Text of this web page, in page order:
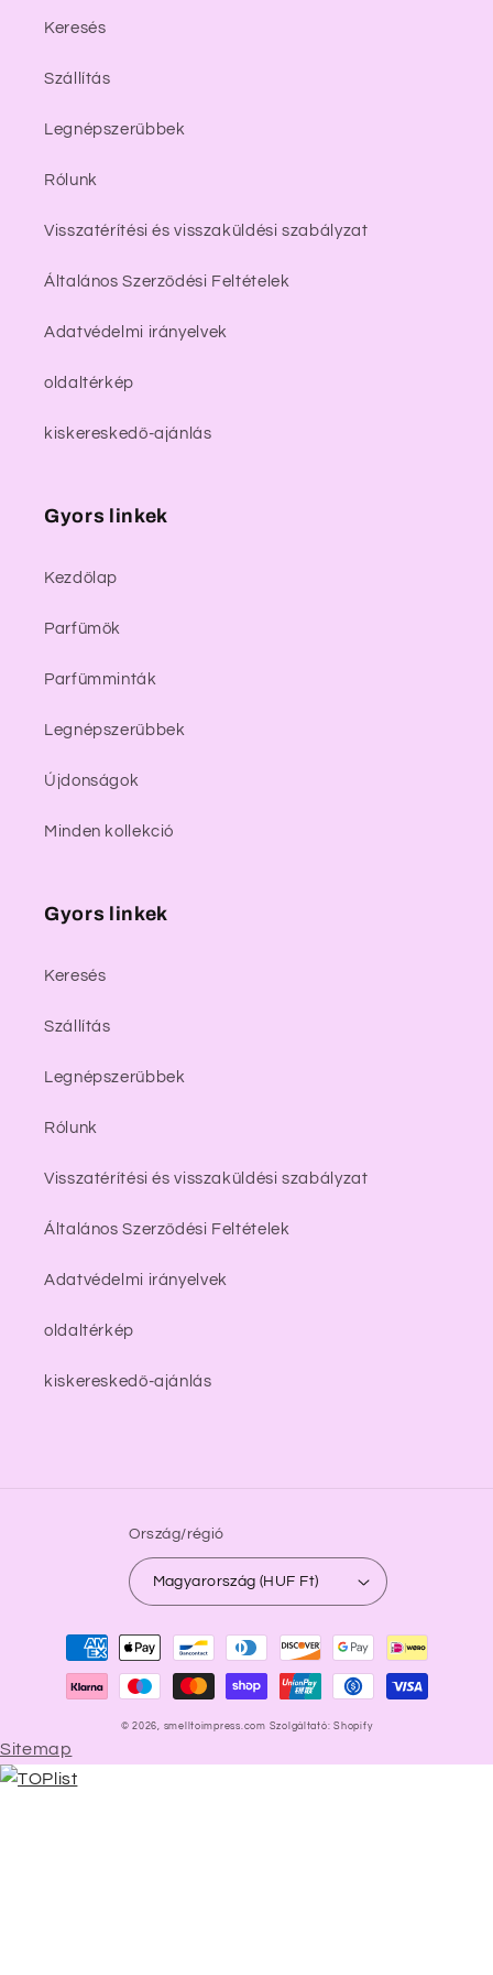
Keresés
Szállítás
Legnépszerűbbek
Rólunk
Visszatérítési és visszaküldési szabályzat
Általános Szerződési Feltételek
Adatvédelmi irányelvek
oldaltérkép
kiskereskedő-ajánlás
Gyors linkek
Kezdőlap
Parfümök
Parfümminták
Legnépszerűbbek
Újdonságok
Minden kollekció
Gyors linkek
Keresés
Szállítás
Legnépszerűbbek
Rólunk
Visszatérítési és visszaküldési szabályzat
Általános Szerződési Feltételek
Adatvédelmi irányelvek
oldaltérkép
kiskereskedő-ajánlás
Ország/régió
Magyarország (HUF Ft)
Fizetési
módok
© 2026, smelltoimpress.com Szolgáltató: Shopify
Sitemap